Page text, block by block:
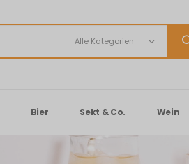
Bier Sekt & Co. Wein